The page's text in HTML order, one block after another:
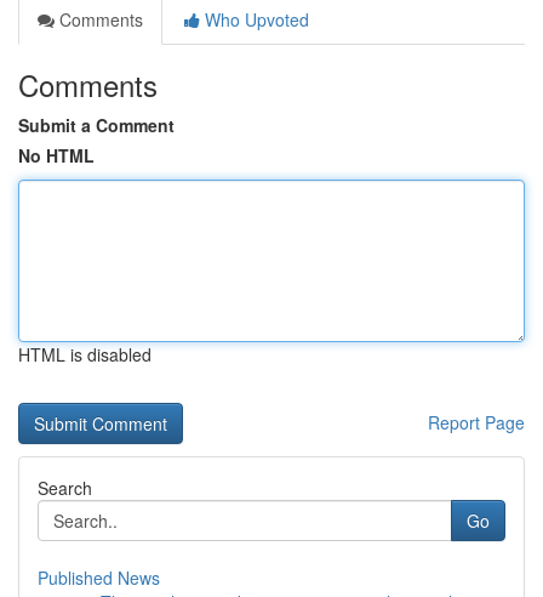
Comments
Who Upvoted
Comments
Submit a Comment
No HTML
HTML is disabled
Report Page
Search
Go
Published News